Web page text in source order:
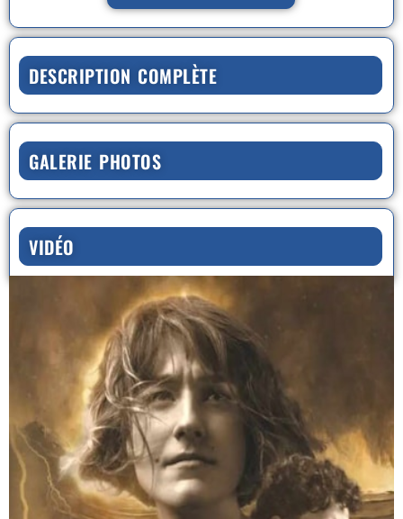
DESCRIPTION COMPLÈTE
GALERIE PHOTOS
VIDÉO